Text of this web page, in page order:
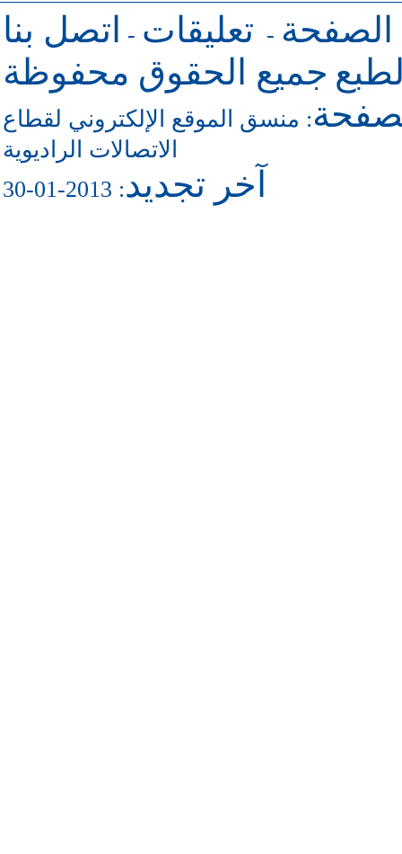
الصفحة - تعليقات -
اتصل بنا
جميع الحقوق محفوظة
: منسق الموقع الإلكتروني لقطاع
الاتصالات الراديوية
آخر تجديد: 2013-01-30